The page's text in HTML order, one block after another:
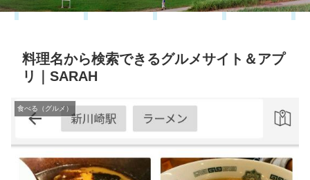
料理名から検索できるグルメサイト＆アプ
リ｜SARAH
食べる（グルメ）